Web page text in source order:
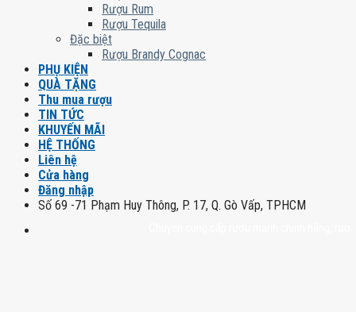
Rượu Rum
Rượu Tequila
Đặc biệt
Rượu Brandy Cognac
PHỤ KIỆN
QUÀ TẶNG
Thu mua rượu
TIN TỨC
KHUYẾN MÃI
HỆ THỐNG
Liên hệ
Cửa hàng
Đăng nhập
Số 69 -71 Phạm Huy Thông, P. 17, Q. Gò Vấp, TPHCM